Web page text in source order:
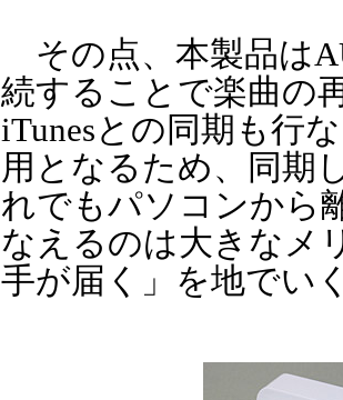
その点、本製品は
続することで楽曲の
iTunesとの同期も行
用となるため、同期
れでもパソコンから
なえるのは大きなメ
手が届く」を地でい